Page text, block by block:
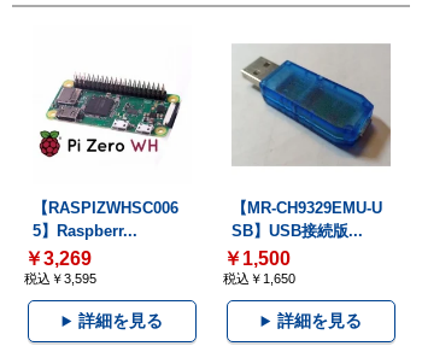
【RASPIZWHSC006
5】Raspberr...
￥3,269
税込￥3,595
詳細を見る
【MR-CH9329EMU-U
SB】USB接続版...
￥1,500
税込￥1,650
詳細を見る